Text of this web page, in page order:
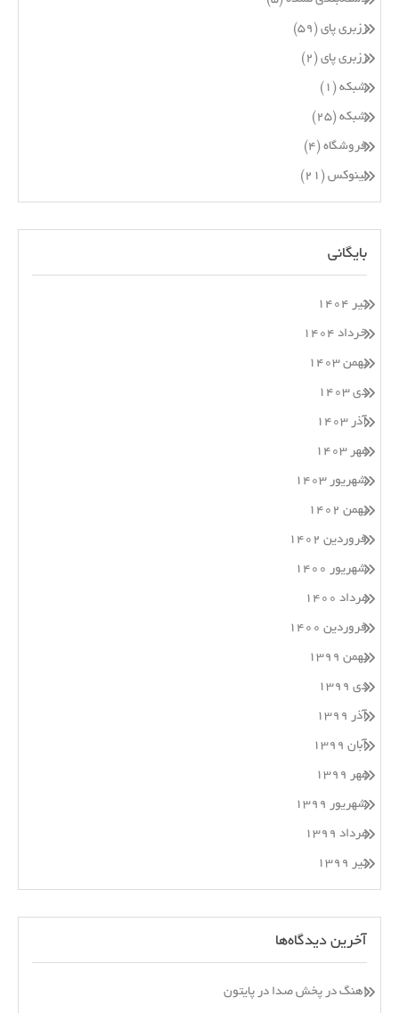
رزبری پای (۵۹)
رزبری پای (۲)
شبکه (۱)
شبکه (۲۵)
فروشگاه (۴)
لینوکس (۲۱)
بایگانی
تیر ۱۴۰۴
خرداد ۱۴۰۴
بهمن ۱۴۰۳
دی ۱۴۰۳
آذر ۱۴۰۳
مهر ۱۴۰۳
شهریور ۱۴۰۳
بهمن ۱۴۰۲
فروردین ۱۴۰۲
شهریور ۱۴۰۰
مرداد ۱۴۰۰
فروردین ۱۴۰۰
بهمن ۱۳۹۹
دی ۱۳۹۹
آذر ۱۳۹۹
آبان ۱۳۹۹
مهر ۱۳۹۹
شهریور ۱۳۹۹
مرداد ۱۳۹۹
تیر ۱۳۹۹
آخرین دیدگاه‌ها
اهنگ در پخش صدا در پایتون